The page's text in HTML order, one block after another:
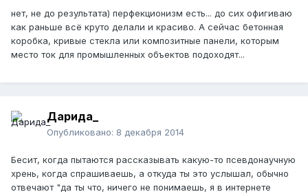
нет, не до результата) перфекционизм есть... до сих офигиваю
как раньше всё круто делали и красиво. А сейчас бетонная
коробка, кривые стекла или композитные панели, которым
место ток для промышленных объектов подоходят...
Дарида_
Опубликовано: 8 декабря 2014
Бесит, когда пытаются рассказывать какую-то псевдонаучную
хрень, когда спрашиваешь, а откуда ты это услышал, обычно
отвечают "да ты что, ничего не понимаешь, я в интернете